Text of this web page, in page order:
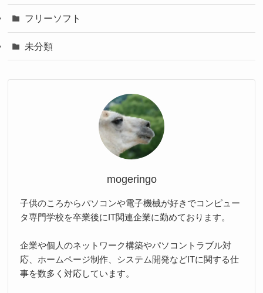
フリーソフト
未分類
mogeringo
子供のころからパソコンや電子機械が好きでコンピュー
タ専門学校を卒業後にIT関連企業に勤めております。
企業や個人のネットワーク構築やパソコントラブル対
応、ホームページ制作、システム開発などITに関する仕
事を数多く対応しています。